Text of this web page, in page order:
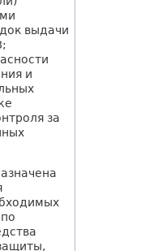
выдачи
и
за